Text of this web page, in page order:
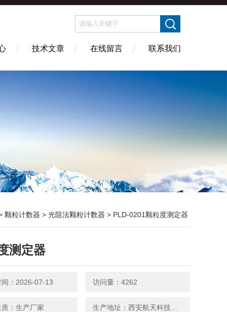
技术文章 在线留言 联系我们
颗粒计数器 > 光阻法颗粒计数器 > PLD-0201颗粒度测定器
测定器
间：2026-07-13 访问量：4262
质：生产厂家